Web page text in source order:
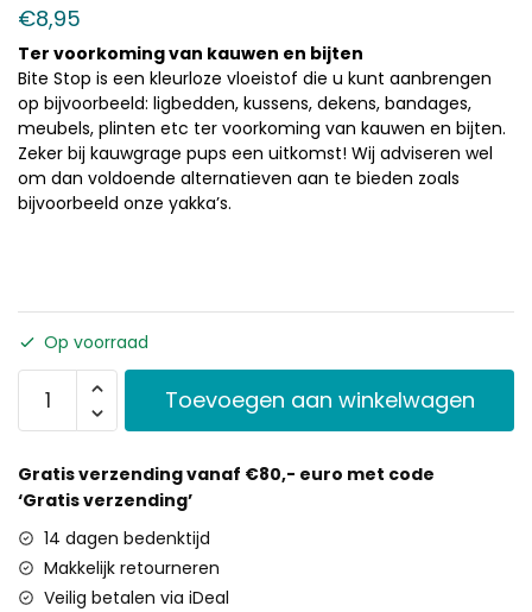
€8,95
Ter voorkoming van kauwen en bijten
Bite Stop is een kleurloze vloeistof die u kunt aanbrengen
op bijvoorbeeld: ligbedden, kussens, dekens, bandages,
meubels, plinten etc ter voorkoming van kauwen en bijten.
Zeker bij kauwgrage pups een uitkomst! Wij adviseren wel
om dan voldoende alternatieven aan te bieden zoals
bijvoorbeeld onze yakka’s.
Op voorraad
Toevoegen aan winkelwagen
Gratis verzending vanaf €80,- euro met code
‘Gratis verzending’
14 dagen bedenktijd
Makkelijk retourneren
Veilig betalen via iDeal